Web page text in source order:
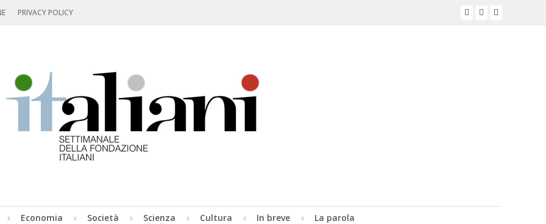
PRIVACY POLICY
Economia Società Scienza Cultura In breve La parola